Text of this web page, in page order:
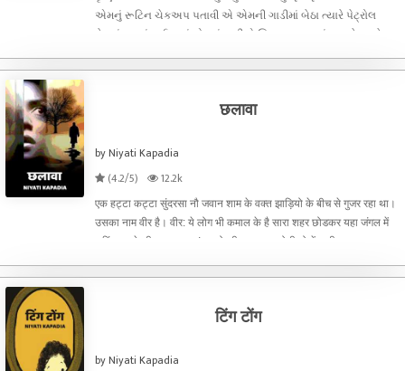
એમનું રૂટિન ચેકઅપ પતાવી એ એમની ગાડીમાં બેઠા ત્યારે પેટ્રોલ
છેલ્લાં ડચકાં લઈ રહ્યું હોવાનું ગાડીએ સિગ્નલ બતાવ્યું. આજે સવારે
આગળની
छलावा
by Niyati Kapadia
(4.2/5)
12.2k
एक हट्टा कट्टा सुंदरसा नौ जवान शाम के वक्त झाड़ियो के बीच से गुजर रहा था।
उसका नाम वीर है। वीर: ये लोग भी कमाल के है सारा शहर छोडकर यहा जंगल में
शूटिंग रखने की क्या जरूरत! रुपयो की जरूरत न होती तो में कभी यहा न आता।
टिंग टोंग
by Niyati Kapadia